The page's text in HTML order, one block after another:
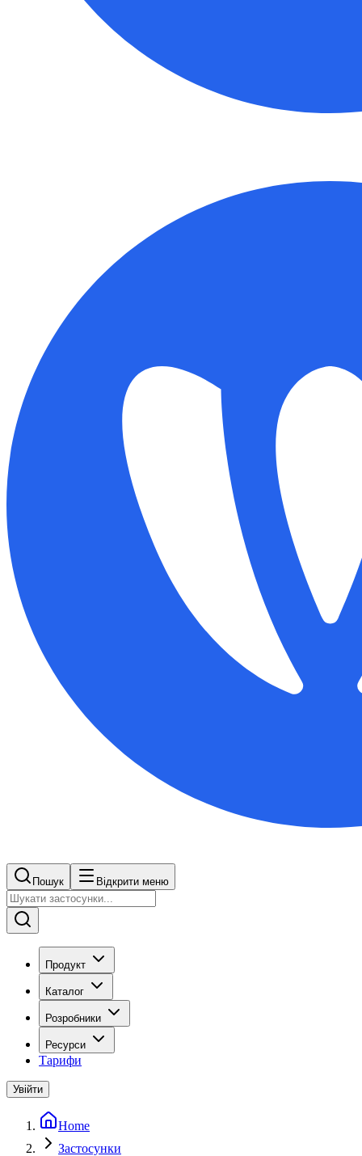
Пошук Відкрити меню
Продукт
Каталог
Розробники
Ресурси
Тарифи
Увійти
Home
Застосунки